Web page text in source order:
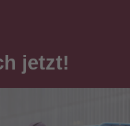
jetzt!